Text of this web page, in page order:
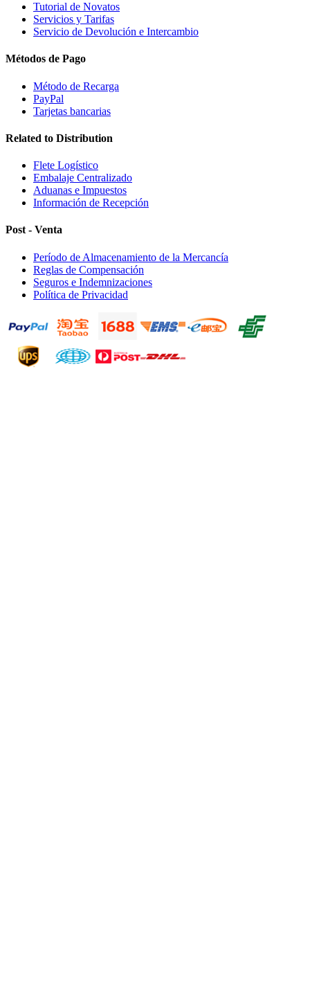
Tutorial de Novatos
Servicios y Tarifas
Servicio de Devolución e Intercambio
Métodos de Pago
Método de Recarga
PayPal
Tarjetas bancarias
Related to Distribution
Flete Logístico
Embalaje Centralizado
Aduanas e Impuestos
Información de Recepción
Post - Venta
Período de Almacenamiento de la Mercancía
Reglas de Compensación
Seguros e Indemnizaciones
Política de Privacidad